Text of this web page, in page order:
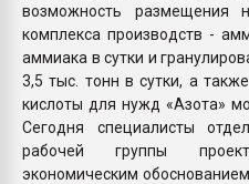
возможность размещения
комплекса производств -
аммиака в сутки и
3,5 тыс. тонн в сутки, а
кислоты для нужд «Азота»
Сегодня специалисты
рабочей группы
экономическим